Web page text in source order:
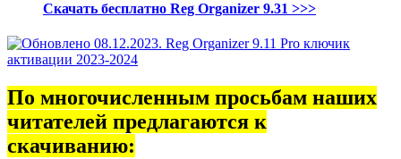
Скачать бесплатно Reg Organizer 9.31 >>>
По многочисленным просьбам наших
читателей предлагаются к
скачиванию: